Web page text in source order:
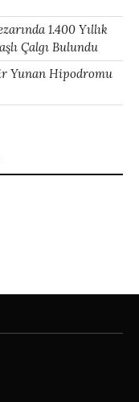
1.400 Yıllık
Çalgı Bulundu
Yunan Hipodromu